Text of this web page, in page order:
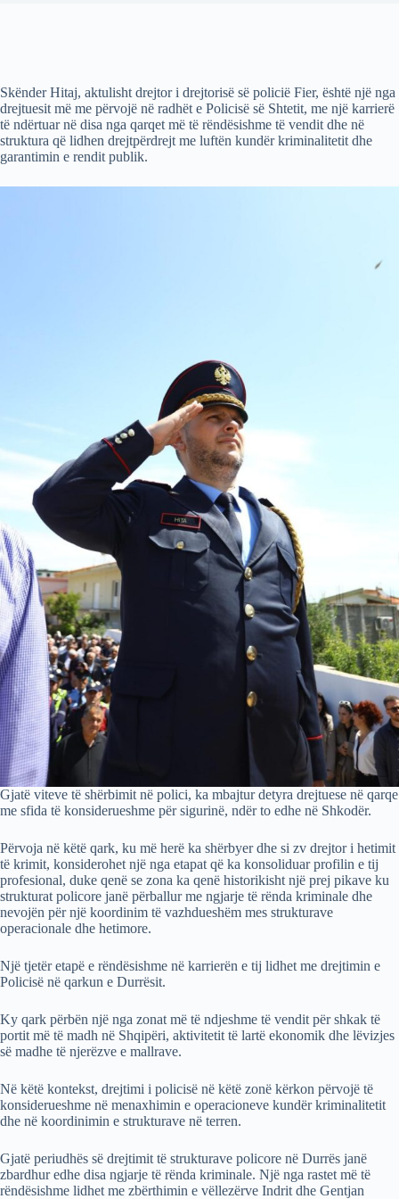
Skënder Hitaj, aktulisht drejtor i drejtorisë së policië Fier, është një nga
drejtuesit më me përvojë në radhët e Policisë së Shtetit, me një karrierë
të ndërtuar në disa nga qarqet më të rëndësishme të vendit dhe në
struktura që lidhen drejtpërdrejt me luftën kundër kriminalitetit dhe
garantimin e rendit publik.
Gjatë viteve të shërbimit në polici, ka mbajtur detyra drejtuese në qarqe
me sfida të konsiderueshme për sigurinë, ndër to edhe në Shkodër.
Përvoja në këtë qark, ku më herë ka shërbyer dhe si zv drejtor i hetimit
të krimit, konsiderohet një nga etapat që ka konsoliduar profilin e tij
profesional, duke qenë se zona ka qenë historikisht një prej pikave ku
strukturat policore janë përballur me ngjarje të rënda kriminale dhe
nevojën për një koordinim të vazhdueshëm mes strukturave
operacionale dhe hetimore.
Një tjetër etapë e rëndësishme në karrierën e tij lidhet me drejtimin e
Policisë në qarkun e Durrësit.
Ky qark përbën një nga zonat më të ndjeshme të vendit për shkak të
portit më të madh në Shqipëri, aktivitetit të lartë ekonomik dhe lëvizjes
së madhe të njerëzve e mallrave.
Në këtë kontekst, drejtimi i policisë në këtë zonë kërkon përvojë të
konsiderueshme në menaxhimin e operacioneve kundër kriminalitetit
dhe në koordinimin e strukturave në terren.
Gjatë periudhës së drejtimit të strukturave policore në Durrës janë
zbardhur edhe disa ngjarje të rënda kriminale. Një nga rastet më të
rëndësishme lidhet me zbërthimin e vëllezërve Indrit dhe Gentjan